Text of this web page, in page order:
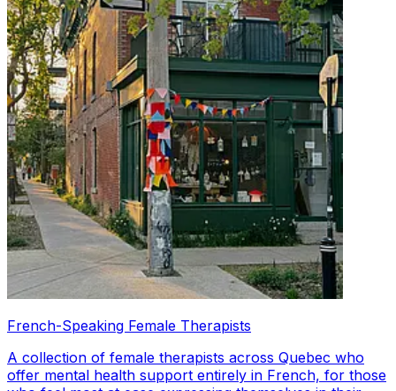
French-Speaking Female Therapists
A collection of female therapists across Quebec who
offer mental health support entirely in French, for those